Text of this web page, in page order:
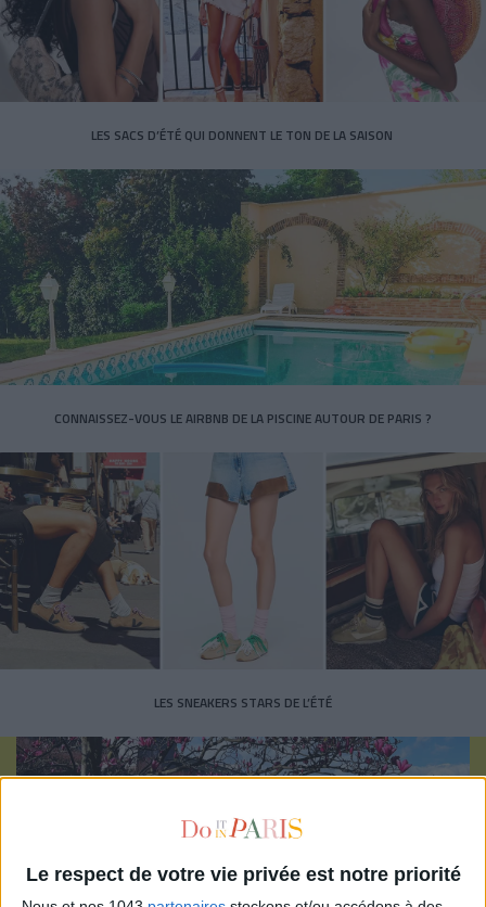
Le respect de votre vie privée est notre priorité
LES SACS D’ÉTÉ QUI DONNENT LE TON DE LA SAISON
CONNAISSEZ-VOUS LE AIRBNB DE LA PISCINE AUTOUR DE PARIS ?
LES SNEAKERS STARS DE L’ÉTÉ